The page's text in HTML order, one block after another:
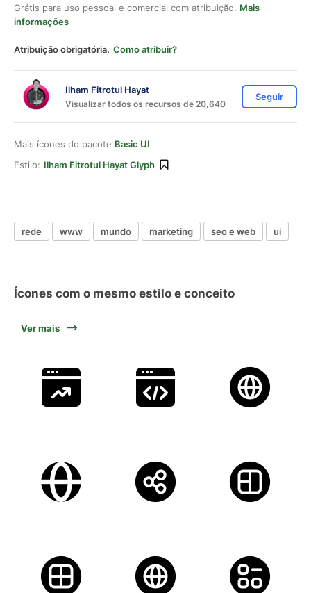
Grátis para uso pessoal e comercial com atribuição. Mais
informações
Atribuição obrigatória. Como atribuir?
Ilham Fitrotul Hayat
Visualizar todos os recursos de 20,640
Seguir
Mais ícones do pacote Basic UI
Estilo: Ilham Fitrotul Hayat Glyph
rede www mundo marketing seo e web ui
Ícones com o mesmo estilo e conceito
Ver mais